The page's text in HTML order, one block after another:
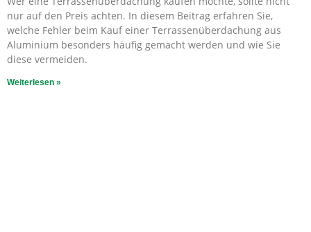
nur auf den Preis achten. In diesem Beitrag erfahren Sie,
welche Fehler beim Kauf einer Terrassenüberdachung aus
Aluminium besonders häufig gemacht werden und wie Sie
diese vermeiden.
Weiterlesen »